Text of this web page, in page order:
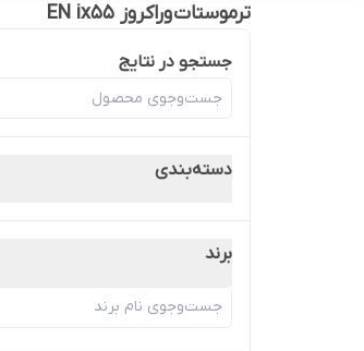
ترموستات وراکروز EN ix55
جستجو در نتایج
دسته‌بندی
برند